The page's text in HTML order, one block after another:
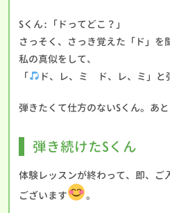
Sくん:「ドってどこ？」
さっそく、さっき覚えた「ド」を
私の真似をして、
「
ド、レ、ミ ド、レ、ミ」と
弾きたくて仕方のないSくん。あと
弾き続けたSくん
体験レッスンが終わって、即、ご
ございます
。